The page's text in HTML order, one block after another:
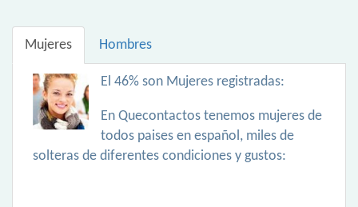
Mujeres Hombres
El 46% son Mujeres registradas:
En Quecontactos tenemos mujeres de
todos paises en español, miles de
solteras de diferentes condiciones y gustos: